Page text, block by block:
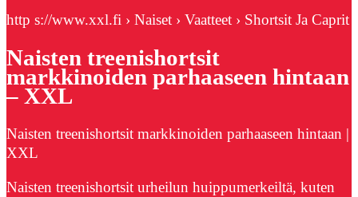
http s://www.xxl.fi › Naiset › Vaatteet › Shortsit Ja Caprit
Naisten treenishortsit
markkinoiden parhaaseen hintaan
– XXL
Naisten treenishortsit markkinoiden parhaaseen hintaan |
XXL
Naisten treenishortsit urheilun huippumerkeiltä, kuten